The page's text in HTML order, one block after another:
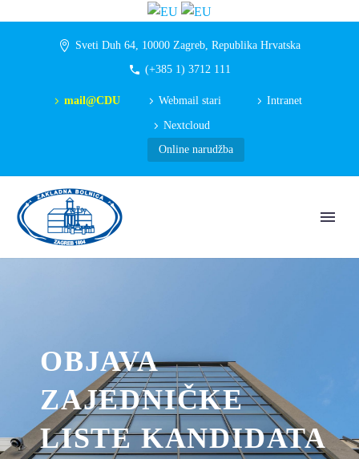
Sveti Duh 64, 10000 Zagreb, Republika Hrvatska
(+385 1) 3712 111
mail@CDU Webmail stari Intranet
Nextcloud
Online narudžba
OBJAVA
ZAJEDNIČKE
LISTE KANDIDATA